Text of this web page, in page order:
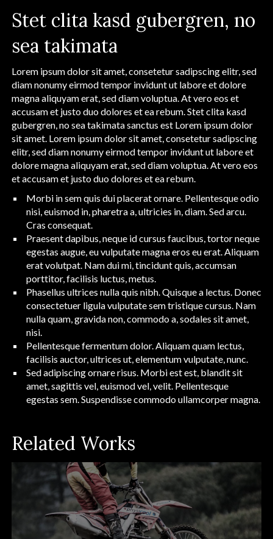
Stet clita kasd gubergren, no
sea takimata
Lorem ipsum dolor sit amet, consetetur sadipscing elitr, sed
diam nonumy eirmod tempor invidunt ut labore et dolore
magna aliquyam erat, sed diam voluptua. At vero eos et
accusam et justo duo dolores et ea rebum. Stet clita kasd
gubergren, no sea takimata sanctus est Lorem ipsum dolor
sit amet. Lorem ipsum dolor sit amet, consetetur sadipscing
elitr, sed diam nonumy eirmod tempor invidunt ut labore et
dolore magna aliquyam erat, sed diam voluptua. At vero eos
et accusam et justo duo dolores et ea rebum.
Morbi in sem quis dui placerat ornare. Pellentesque odio
nisi, euismod in, pharetra a, ultricies in, diam. Sed arcu.
Cras consequat.
Praesent dapibus, neque id cursus faucibus, tortor neque
egestas augue, eu vulputate magna eros eu erat. Aliquam
erat volutpat. Nam dui mi, tincidunt quis, accumsan
porttitor, facilisis luctus, metus.
Phasellus ultrices nulla quis nibh. Quisque a lectus. Donec
consectetuer ligula vulputate sem tristique cursus. Nam
nulla quam, gravida non, commodo a, sodales sit amet,
nisi.
Pellentesque fermentum dolor. Aliquam quam lectus,
facilisis auctor, ultrices ut,elementum vulputate, nunc.
Sed adipiscing ornare risus. Morbi est est, blandit sit
amet, sagittis vel, euismod vel, velit. Pellentesque
egestas sem. Suspendisse commodo ullamcorper magna.
Related Works